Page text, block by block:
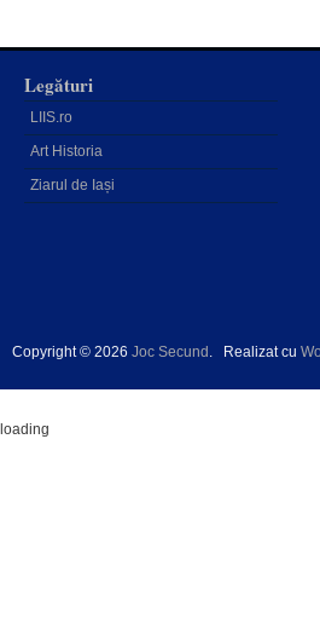
Legături
LIIS.ro
Art Historia
Ziarul de Iași
Copyright © 2026 Joc Secund . Realizat cu
loading